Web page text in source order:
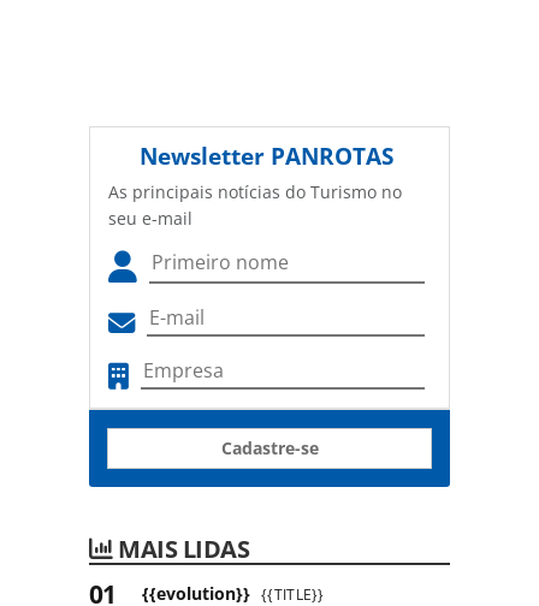
Newsletter PANROTAS
As principais notícias do Turismo no
seu e-mail
Cadastre-se
MAIS LIDAS
{{evolution}} {{TITLE}}